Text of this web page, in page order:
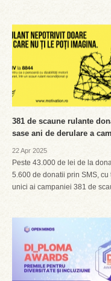
381 de scaune rulante
sase ani de derulare a
22 Apr 2025
Peste 43.000 de lei de la
5.600 de donatii prin SMS,
unici ai campaniei 381 de